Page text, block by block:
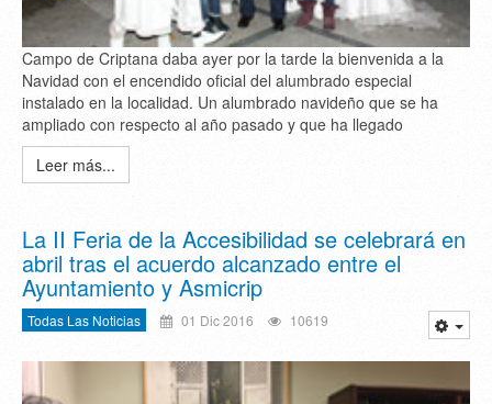
Campo de Criptana daba ayer por la tarde la bienvenida a la
Navidad con el encendido oficial del alumbrado especial
instalado en la localidad. Un alumbrado navideño que se ha
ampliado con respecto al año pasado y que ha llegado
Leer más...
La II Feria de la Accesibilidad se celebrará en
abril tras el acuerdo alcanzado entre el
Ayuntamiento y Asmicrip
Todas Las Noticias 01 Dic 2016 10619